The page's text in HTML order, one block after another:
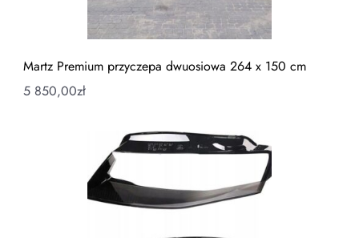
Martz Premium przyczepa dwuosiowa 264 x 150 cm
5 850,00zł